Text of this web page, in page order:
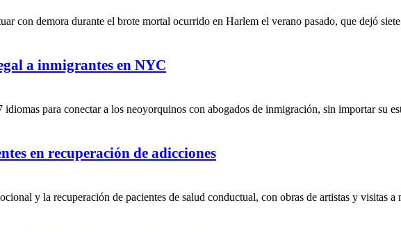
con demora durante el brote mortal ocurrido en Harlem el verano pasado, que dejó
a inmigrantes en NYC
para conectar a los neoyorquinos con abogados de inmigración, sin importar su
en recuperación de adicciones
y la recuperación de pacientes de salud conductual, con obras de artistas y visitas a